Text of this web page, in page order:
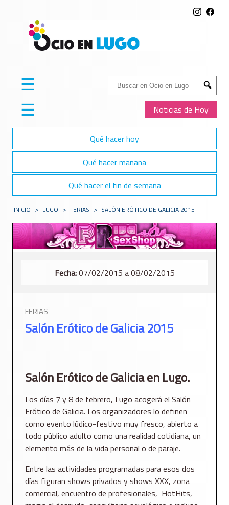
Buscar:
Submit
Noticias de Hoy
☰
☰
Qué hacer hoy
Qué hacer mañana
Qué hacer el fin de semana
INICIO > LUGO > FERIAS > SALÓN ERÓTICO DE GALICIA 2015
Fecha:07/02/2015 a 08/02/2015
FERIAS
Salón Erótico de Galicia 2015
Salón Erótico de Galicia en Lugo.
Los días 7 y 8 de febrero, Lugo acogerá el Salón
Erótico de Galicia. Los organizadores lo definen
como evento lúdico-festivo muy fresco, abierto a
todo público adulto como una realidad cotidiana, un
elemento más de la vida personal o de paraje.
Entre las actividades programadas para esos dos
días figuran shows privados y shows XXX, zona
comercial, encuentro de profesionales, HotHits,